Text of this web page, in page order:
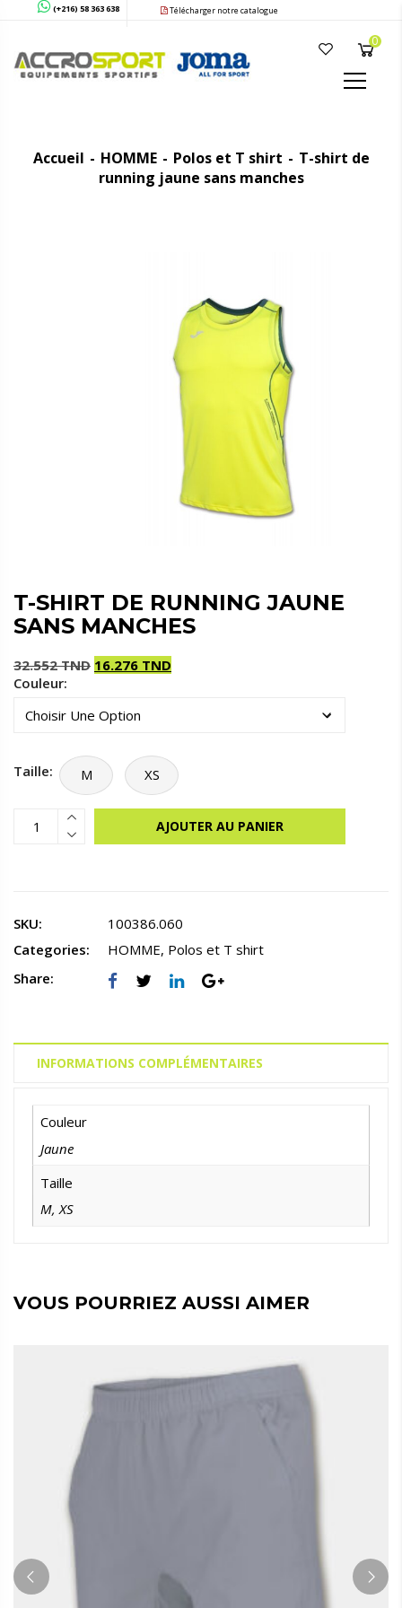
(+216) 58 363 638 Télécharger notre catalogue
0
Accueil HOMME Polos et T shirt
T-shirt de
running jaune sans manches
T-SHIRT DE RUNNING JAUNE
SANS MANCHES
32.552TND
Le
prix
32.552 TND.
16.276 TND
Le
prix
16.276 TND.
Couleur:
Taille: M XS
AJOUTER AU PANIER
SKU:
100386.060
Categories:
HOMME, Polos et T shirt
Share:
INFORMATIONS COMPLÉMENTAIRES
Couleur
Jaune
Taille
M,XS